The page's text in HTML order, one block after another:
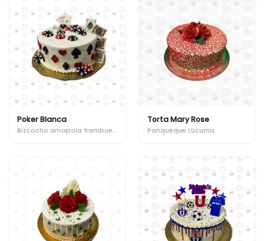
Poker Blanca
Bizcocho amapola frambuesa
Torta Mary Rose
Panqueque Lúcuma